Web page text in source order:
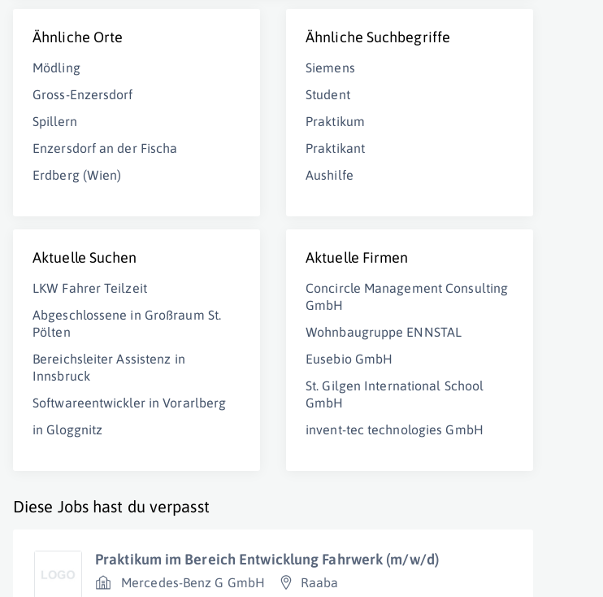
Ähnliche Orte
Mödling
Gross-Enzersdorf
Spillern
Enzersdorf an der Fischa
Erdberg (Wien)
Ähnliche Suchbegriffe
Siemens
Student
Praktikum
Praktikant
Aushilfe
Aktuelle Suchen
LKW Fahrer Teilzeit
Abgeschlossene in Großraum St.
Pölten
Bereichsleiter Assistenz in
Innsbruck
Softwareentwickler in Vorarlberg
in Gloggnitz
Aktuelle Firmen
Concircle Management Consulting
GmbH
Wohnbaugruppe ENNSTAL
Eusebio GmbH
St. Gilgen International School
GmbH
invent-tec technologies GmbH
Diese Jobs hast du verpasst
Praktikum im Bereich Entwicklung Fahrwerk (m/w/d)
Mercedes-Benz G GmbH Raaba